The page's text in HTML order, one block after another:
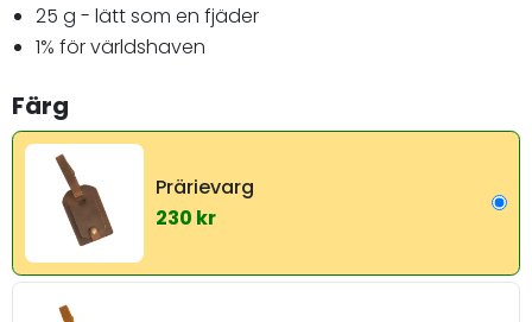
25 g - lätt som en fjäder
1% för världshaven
Färg
Prärievarg
230 kr